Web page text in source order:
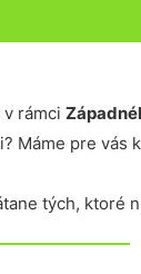
rámci
Máme pre vás
tých, ktoré